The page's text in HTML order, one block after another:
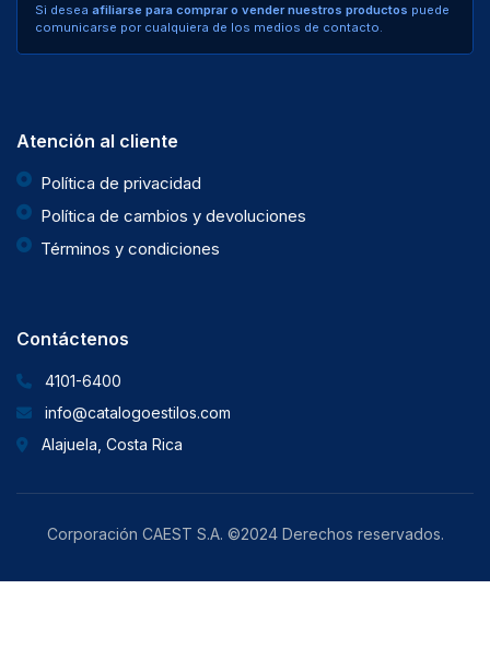
Si desea afiliarse para comprar o vender nuestros productos puede
comunicarse por cualquiera de los medios de contacto.
Atención al cliente
Política de privacidad
Política de cambios y devoluciones
Términos y condiciones
Contáctenos
4101-6400
info@catalogoestilos.com
Alajuela, Costa Rica
Corporación CAEST S.A. ©2024 Derechos reservados.